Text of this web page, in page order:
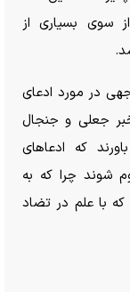
سوی بسیاری از
در مورد ادعای
جعلی و جنجال
که ادعا‌های
شوند چرا که به
با علم در تضاد